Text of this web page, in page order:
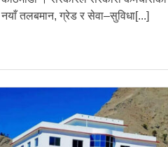
नयाँ तलबमान, ग्रेड र सेवा–सुविधा[...]